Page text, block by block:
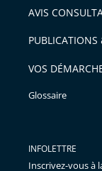
AVIS
PUBLICATIONS
VOS
Glossaire
INFOLETTRE
Inscrivez-vous à